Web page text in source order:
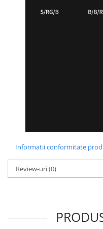
Informatii conformitate
Review-uri(0)